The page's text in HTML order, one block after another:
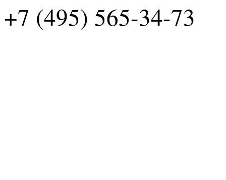
+7 (495) 565-34-73